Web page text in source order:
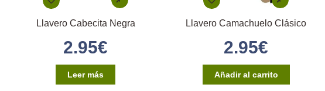
Llavero Cabecita Negra
2.95€
Leer más
Llavero Camachuelo Clásico
2.95€
Añadir al carrito